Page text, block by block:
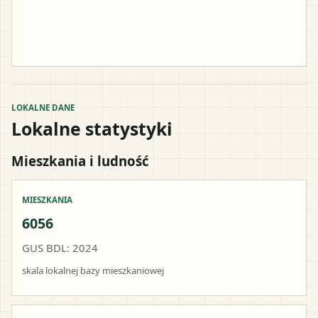
LOKALNE DANE
Lokalne statystyki
Mieszkania i ludność
MIESZKANIA
6056
GUS BDL: 2024
skala lokalnej bazy mieszkaniowej